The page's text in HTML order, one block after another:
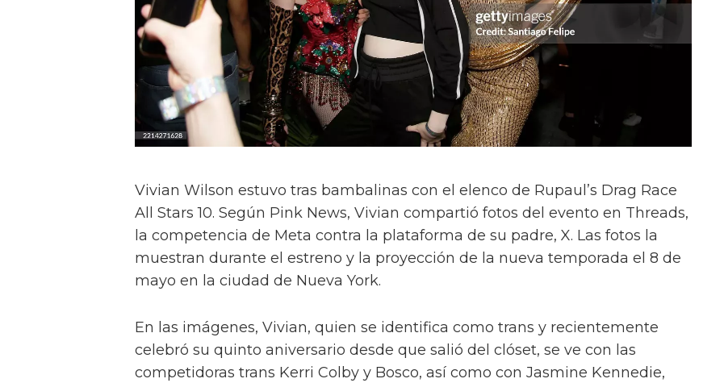
Vivian Wilson estuvo tras bambalinas con el elenco de Rupaul’s Drag Race
All Stars 10. Según Pink News, Vivian compartió fotos del evento en Threads,
la competencia de Meta contra la plataforma de su padre, X. Las fotos la
muestran durante el estreno y la proyección de la nueva temporada el 8 de
mayo en la ciudad de Nueva York.
En las imágenes, Vivian, quien se identifica como trans y recientemente
celebró su quinto aniversario desde que salió del clóset, se ve con las
competidoras trans Kerri Colby y Bosco, así como con Jasmine Kennedie,